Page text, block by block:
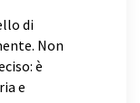
di
Non
è
e